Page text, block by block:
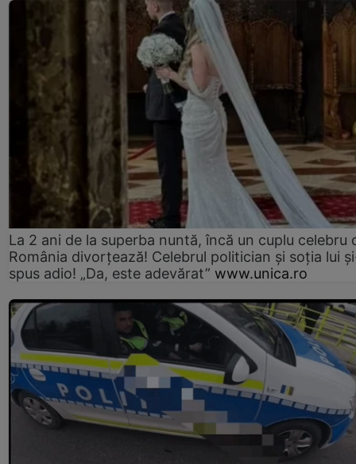
La 2 ani de la superba nuntă, încă un cuplu celebru
România divorțează! Celebrul politician și soția lui
spus adio! „Da, este adevărat” www.unica.ro